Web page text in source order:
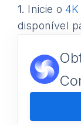
1. Inicie o
disponível